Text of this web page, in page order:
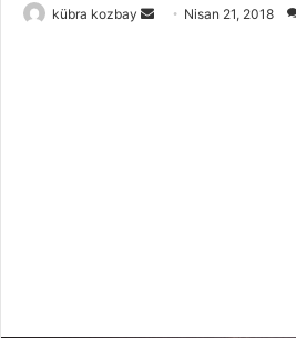
kübra kozbay
Bir
Nisan 21, 2018